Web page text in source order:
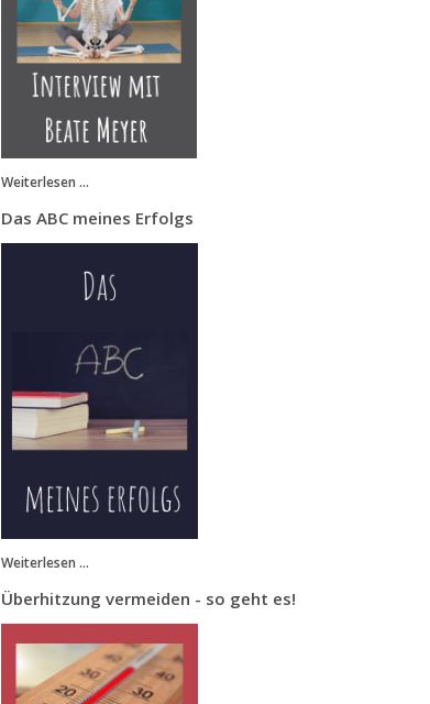
Weiterlesen ...
Das ABC meines Erfolgs
Weiterlesen ...
Überhitzung vermeiden - so geht es!